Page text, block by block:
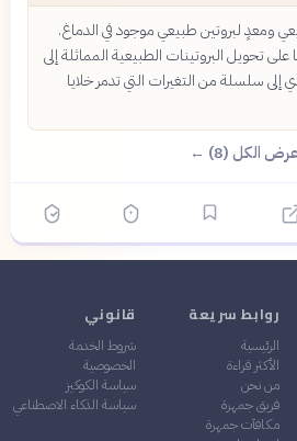
ومعدٍ لبروتين طبيعي موجود في الدماغ.
على تحويل البروتينات الطبيعية المماثلة إلى
إلى سلسلة من التغيرات التي تدمر خلايا
الكل (8) ←
روابط سريعة
الرئيسية
الأكثر قراءة
من نحن
فريق جمهرة
مكافآت جمهرة
قانوني
شروط الخدمة
الخصوصية
سياسة الكوكيز
سياسة الذكاء الاصطناعي